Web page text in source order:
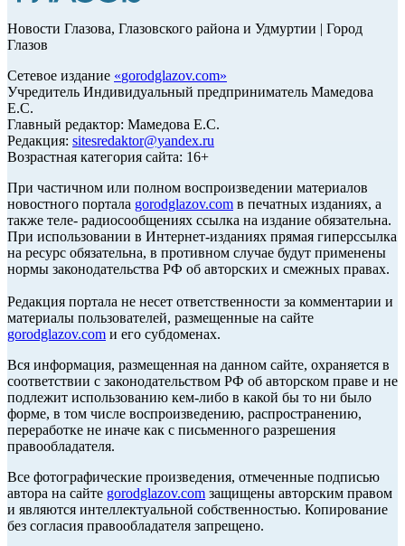
Новости Глазова, Глазовского района и Удмуртии | Город
Глазов
Сетевое издание «gorodglazov.com»
Учредитель Индивидуальный предприниматель Мамедова
Е.С.
Главный редактор: Мамедова Е.С.
Редакция: sitesredaktor@yandex.ru
Возрастная категория сайта: 16+
При частичном или полном воспроизведении материалов
новостного портала gorodglazov.com в печатных изданиях, а
также теле- радиосообщениях ссылка на издание обязательна.
При использовании в Интернет-изданиях прямая гиперссылка
на ресурс обязательна, в противном случае будут применены
нормы законодательства РФ об авторских и смежных правах.
Редакция портала не несет ответственности за комментарии и
материалы пользователей, размещенные на сайте
gorodglazov.com и его субдоменах.
Вся информация, размещенная на данном сайте, охраняется в
соответствии с законодательством РФ об авторском праве и не
подлежит использованию кем-либо в какой бы то ни было
форме, в том числе воспроизведению, распространению,
переработке не иначе как с письменного разрешения
правообладателя.
Все фотографические произведения, отмеченные подписью
автора на сайте gorodglazov.com защищены авторским правом
и являются интеллектуальной собственностью. Копирование
без согласия правообладателя запрещено.